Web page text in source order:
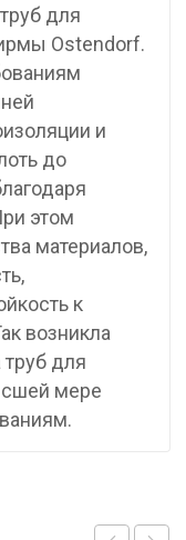
для
Ostendorf.
и
до
этом
материалов,
к
возникла
для
мере